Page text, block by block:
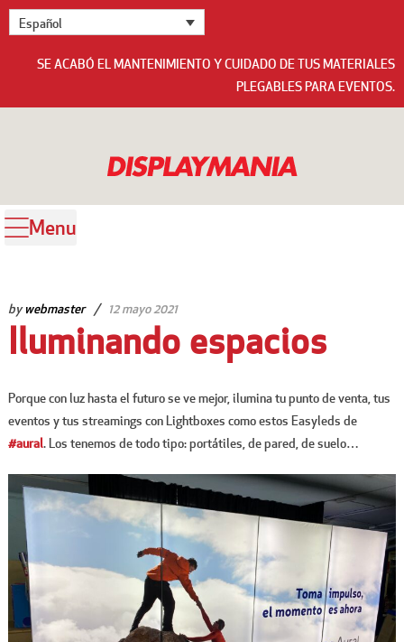
Español
SE ACABÓ EL MANTENIMIENTO Y CUIDADO DE TUS MATERIALES
PLEGABLES PARA EVENTOS.
Menu
Iluminando espacios
bywebmaster 12 mayo 2021
Porque con luz hasta el futuro se ve mejor, ilumina tu punto de venta, tus
eventos y tus streamings con Lightboxes como estos Easyleds de
#aural. Los tenemos de todo tipo: portátiles, de pared, de suelo…